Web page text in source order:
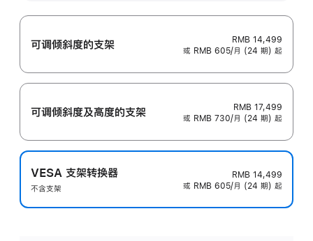
可调倾斜度的支架
RMB 14,499
或 RMB 605/月 (24 期) 起
可调倾斜度及高‍度的支‍架
RMB 17,499
或 RMB 730/月 (24 期) 起
VESA 支架转换器
不含支架
RMB 14,499
或 RMB 605/月 (24 期) 起